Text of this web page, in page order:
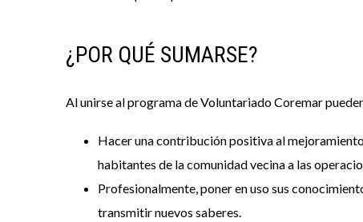
¿POR QUÉ SUMARSE?
Al unirse al programa de Voluntariado Coremar
Hacer una contribución positiva al
habitantes de la comunidad vecina a las
Profesionalmente, poner en uso sus
transmitir nuevos saberes.